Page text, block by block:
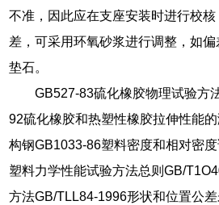
不准，因此应在支座安装时进行校
差，可采用环氧砂浆进行调整，如
垫石。
GB527-83硫化橡胶物理试验方
92硫化橡胶和热塑性橡胶拉伸性能
构钢GB1033-86塑料密度和相对密
塑料力学性能试验方法总则GB/
方法GB/TLL84-1996形状和位置公